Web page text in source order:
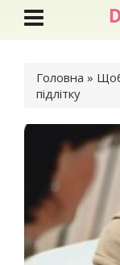
Ви є тут
Головна »
підлітку